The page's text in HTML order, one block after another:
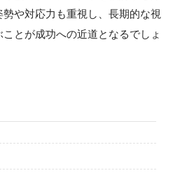
や対応力も重視し、長期的な視
とが成功への近道となるでしょ